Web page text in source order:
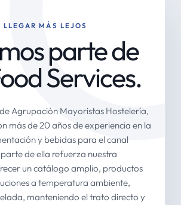
LLEGAR MÁS LEJOS
parte de
Services.
Agrupación Mayoristas Hostelería,
más de 20 años de experiencia en la
y bebidas para el canal
de ella refuerza nuestra
un catálogo amplio, productos
a temperatura ambiente,
manteniendo el trato directo y